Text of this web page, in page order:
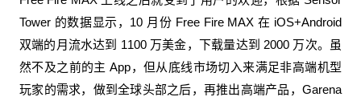
Tower 的数据显示，10 月份 Free Fire MAX 在 iOS+Android
双端的月流水达到 1100 万美金，下载量达到 2000 万次。虽
然不及之前的主 App，但从底线市场切入来满足非高端机型
玩家的需求，做到全球头部之后，再推出高端产品，Garena